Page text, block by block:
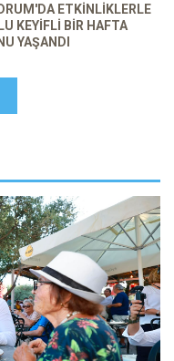
ETKINLIKLERLE
KEYIFLI BIR HAFTA
YAŞANDI